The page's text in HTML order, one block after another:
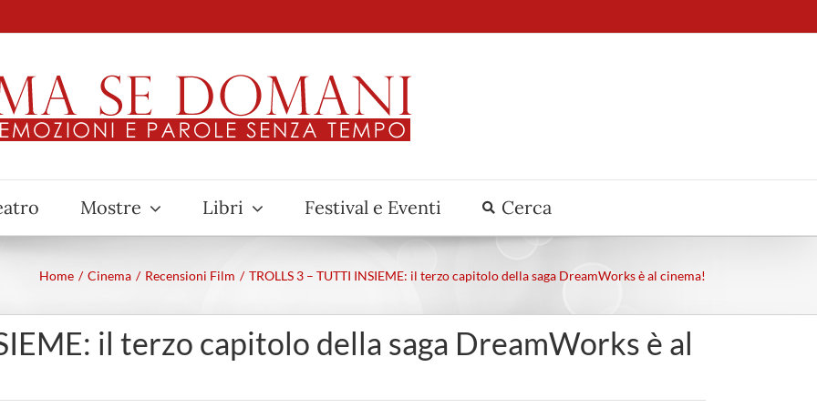
Mostre Libri Festival e Eventi Cerca
Home Cinema Recensioni Film TROLLS 3 – TUTTI INSIEME: il terzo capitolo della saga DreamWorks è al cinema!
il terzo capitolo della saga DreamWorks è al